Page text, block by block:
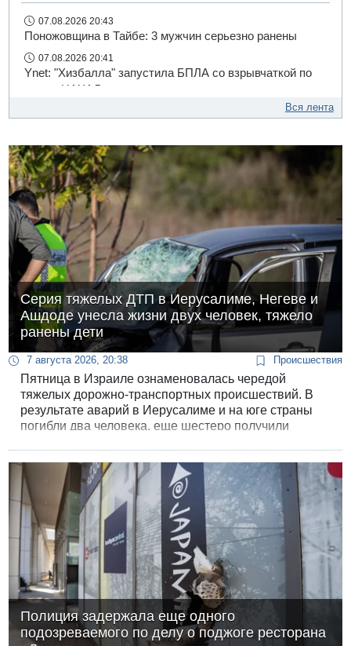
07.08.2026 20:43
Поножовщина в Тайбе: 3 мужчин серьезно ранены
07.08.2026 20:41
Ynet: "Хизбалла" запустила БПЛА со взрывчаткой по
силам ЦАХАЛ
07.08.2026 19:14
Скончался водитель, врезавшийся в стену в
Иерусалиме
07.08.2026 17:57
Подозреваемый в домогательствах в хостеле -
Гильбоа Дахан
07.08.2026 17:55
Обнародовано имя полицейского, подозреваемого в
коррупционных отношениях с Йоавом Элиаси
07.08.2026 17:51
БАГАЦ отказался заморозить лишение налоговых
льгот для уклонистов-харедим
07.08.2026 17:48
В Иерусалиме водитель врезался в забор и серьезно
пострадал
07.08.2026 13:47
Ливанская армия сообщила о ранении солдата
07.08.2026 13:39
Моджтаба Хаменеи в плохом состоянии
07.08.2026 11:55
Министр обороны ушел с заседания кабинета на
свадьбу
07.08.2026 11:05
Саудовская Аравия опасается нападения хуситов и
иракских ополченцев
07.08.2026 08:29
В Бат-Яме утонул мужчина
07.08.2026 08:29
Вся лента
Серия тяжелых ДТП в Иерусалиме, Негеве и
Ашдоде унесла жизни двух человек, тяжело
ранены дети
7 августа 2026, 20:38 Происшествия
Пятница в Израиле ознаменовалась чередой
тяжелых дорожно-транспортных происшествий. В
результате аварий в Иерусалиме и на юге страны
погибли два человека, еще шестеро получили
Полиция задержала еще одного
подозреваемого по делу о поджоге ресторана